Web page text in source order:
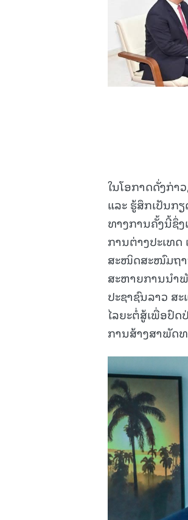
ໃນໂອກາດດັ່ງກ່
ແລະ ຮູ້ສຶກເປັນກ
ທາງການຄັ້ງນີ້ຊຶ່
ການຕ່າງປະເທ
ສະໜິດສະໜົມຖາ
ສະຫາຍການນໍາ
ປະຊາຊົນລາວ ສ
ໄລຍະຕໍ່ສູ້ເພື່ອປົ
ການສ້າງສາພັດ